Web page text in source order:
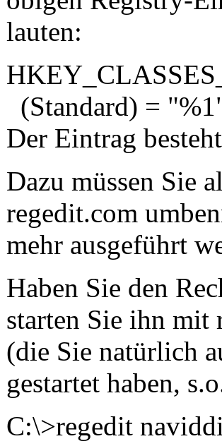
lauten:
(Standard) =
Der Eintrag
Dazu müssen Sie
regedit.com
mehr ausgeführt
Haben Sie den
starten Sie ihn mit
(die Sie natürlich
gestartet haben,
C:\>regedit